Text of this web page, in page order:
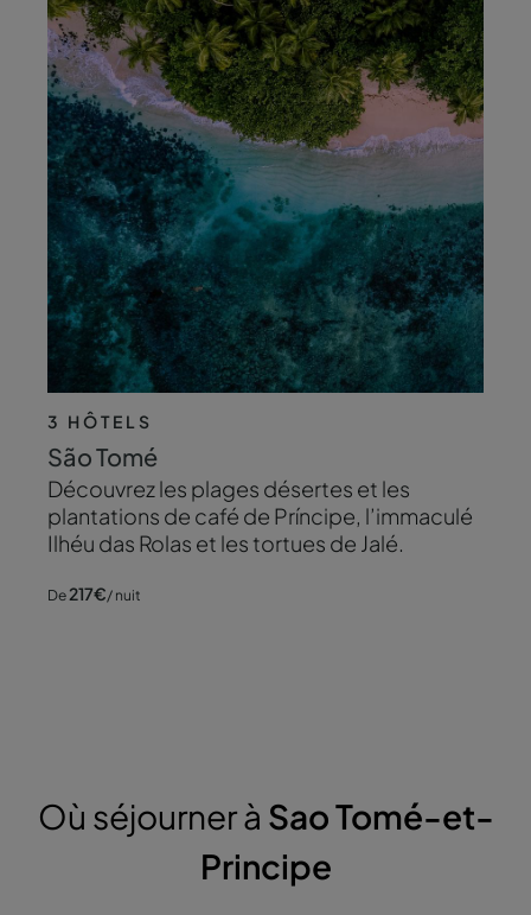
3 HÔTELS
São Tomé
Découvrez les plages désertes et les
plantations de café de Príncipe, l’immaculé
Ilhéu das Rolas et les tortues de Jalé.
De 217€/ nuit
Où séjourner à Sao Tomé-et-
Principe